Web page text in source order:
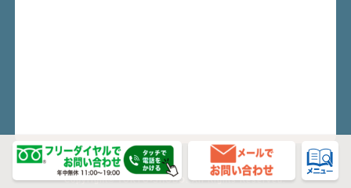
Copyright© TOKYO-SHOBO. All Rights Reserved.